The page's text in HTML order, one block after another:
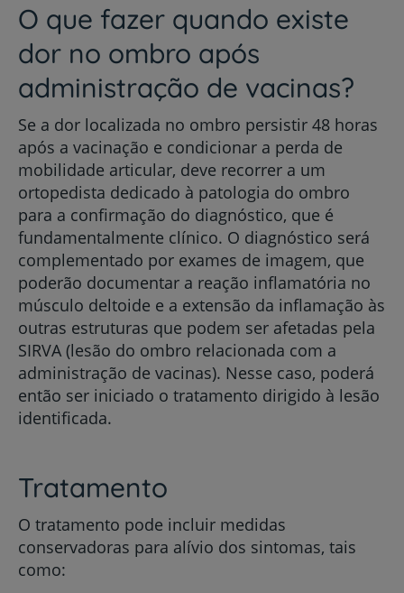
O que fazer quando existe
dor no ombro após
administração de vacinas?
Se a dor localizada no ombro persistir 48 horas
após a vacinação e condicionar a perda de
mobilidade articular, deve recorrer a um
ortopedista dedicado à patologia do ombro
para a confirmação do diagnóstico, que é
fundamentalmente clínico. O diagnóstico será
complementado por exames de imagem, que
poderão documentar a reação inflamatória no
músculo deltoide e a extensão da inflamação às
outras estruturas que podem ser afetadas pela
SIRVA (lesão do ombro relacionada com a
administração de vacinas). Nesse caso, poderá
então ser iniciado o tratamento dirigido à lesão
identificada.
Tratamento
O tratamento pode incluir medidas
conservadoras para alívio dos sintomas, tais
como: